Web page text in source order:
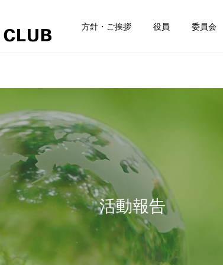
方針・ご挨拶 役員 委員会
活動報告